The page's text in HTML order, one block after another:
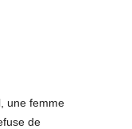
une femme
de